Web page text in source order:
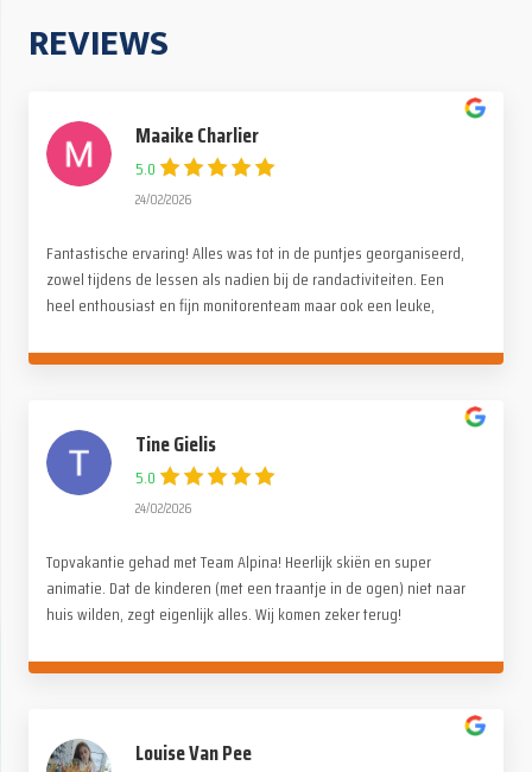
REVIEWS
Maaike Charlier
5.0
24/02/2026
Fantastische ervaring! Alles was tot in de puntjes georganiseerd,
zowel tijdens de lessen als nadien bij de randactiviteiten. Een
heel enthousiast en fijn monitorenteam maar ook een leuke,
dankjewel voor deze onvergetelijke reis!
Tine Gielis
5.0
24/02/2026
Topvakantie gehad met Team Alpina! Heerlijk skiën en super
animatie. Dat de kinderen (met een traantje in de ogen) niet naar
huis wilden, zegt eigenlijk alles. Wij komen zeker terug!
Louise Van Pee